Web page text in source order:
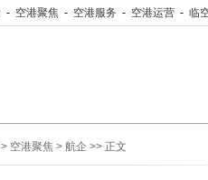
- 空港聚焦 - 空港服务 - 空港运营 - 临
> 空港聚焦 > 航企 >> 正文